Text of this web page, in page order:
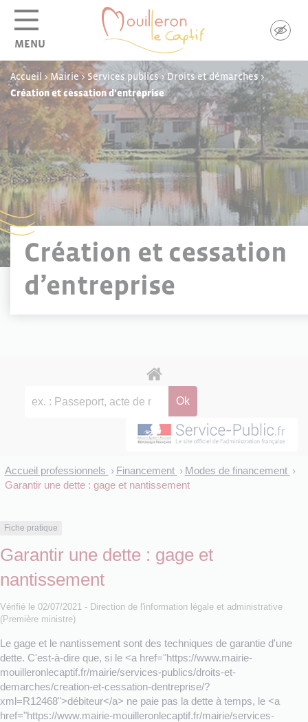
MENU
Accueil >Mairie> Services publics>Droits et démarches>
Création et cessation d’entreprise
Création et cessation
d’entreprise
Accueil professionnels > Financement > Modes de financement >
Garantir une dette : gage et nantissement
Fiche pratique
Garantir une dette : gage et
nantissement
Vérifié le 02/07/2021 - Direction de l'information légale et administrative
(Première ministre)
Le gage et le nantissement sont des techniques de garantie d'une
dette. C'est-à-dire que, si le <a href="https://www.mairie-
mouilleronlecaptif.fr/mairie/services-publics/droits-et-
demarches/creation-et-cessation-dentreprise/?
xml=R12468">débiteur</a> ne paie pas la dette à temps, le <a
href="https://www.mairie-mouilleronlecaptif.fr/mairie/services-
Panneau de gestion des cookies